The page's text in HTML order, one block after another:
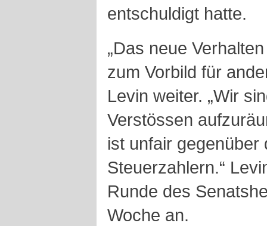
entschuldigt hatte.
„Das neue
zum Vorbild für
Levin weiter. „Wir
Verstössen
ist unfair
Steuerzahlern.“
Runde des
Woche an.